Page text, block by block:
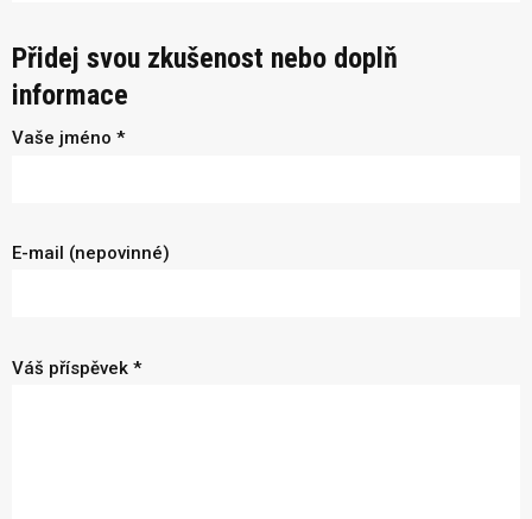
Přidej svou zkušenost nebo doplň
informace
Vaše jméno *
E-mail (nepovinné)
Váš příspěvek *